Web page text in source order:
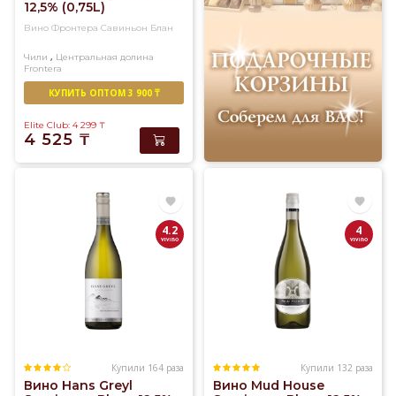
12,5% (0,75L)
Вино Фронтера Савиньон Блан
Чили , Центральная долина
Frontera
Белое Полусухое
КУПИТЬ ОПТОМ 3 900 ₸
Elite Club: 4 299 ₸
4 525 ₸
4.2
Купили 164 раза
Вино Hans Greyl
4
Купили 132 раза
Вино Mud House